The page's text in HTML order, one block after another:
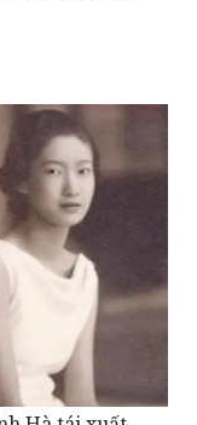
Hà tái xuất
hậu